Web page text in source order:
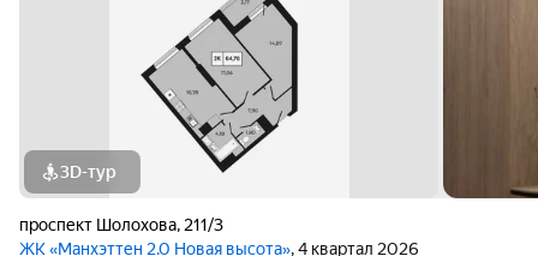
3D-тур
проспект Шолохова, 211/3
ЖК «Манхэттен 2.0 Новая высота», 4 квартал 2026